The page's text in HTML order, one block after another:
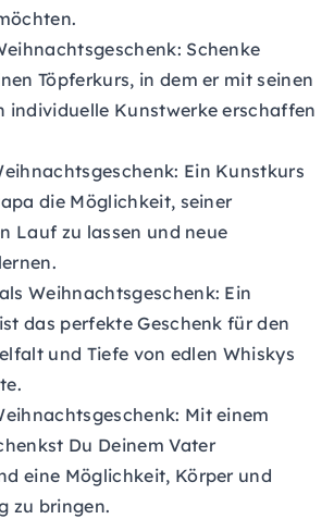
Schenke
Töpferkurs, in dem er mit seinen
individuelle Kunstwerke erschaffen
Ein Kunstkurs
die Möglichkeit, seiner
Lauf zu lassen und neue
Weihnachtsgeschenk: Ein
das perfekte Geschenk für den
und Tiefe von edlen Whiskys
Mit einem
Du Deinem Vater
eine Möglichkeit, Körper und
zu bringen.